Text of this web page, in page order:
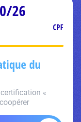
26
CPF
du
«